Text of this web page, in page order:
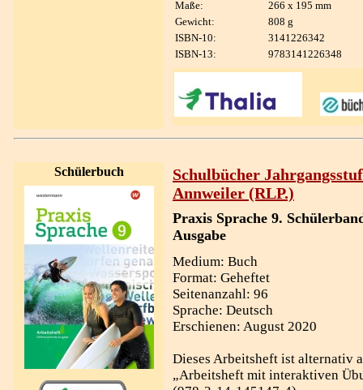
Maße:
266 x 195 mm
Gewicht:
808 g
ISBN-10:
3141226342
ISBN-13:
9783141226348
Schülerbuch
Schulbücher
Annweiler (RLP.)
Praxis Sprache 9.
Ausgabe
Medium: Buch
Format: Geheftet
Seitenanzahl: 96
Sprache: Deutsch
Erschienen: August 2020
Dieses Arbeitsheft ist alternativ
„Arbeitsheft mit interaktiven